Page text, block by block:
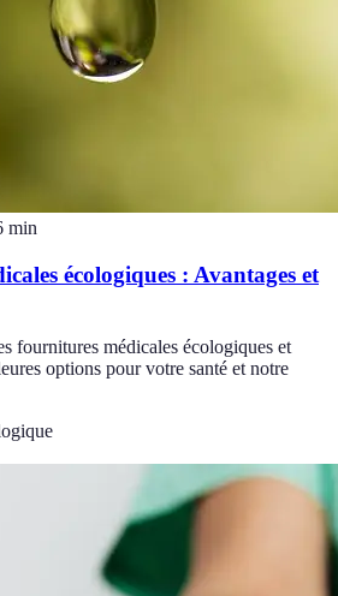
min
écologiques : Avantages et
fournitures médicales écologiques et
options pour votre santé et notre